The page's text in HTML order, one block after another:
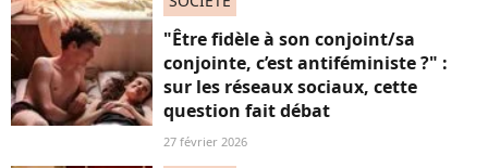
"Être fidèle à son conjoint/sa
conjointe, c’est antiféministe ?" :
sur les réseaux sociaux, cette
question fait débat
27 février 2026